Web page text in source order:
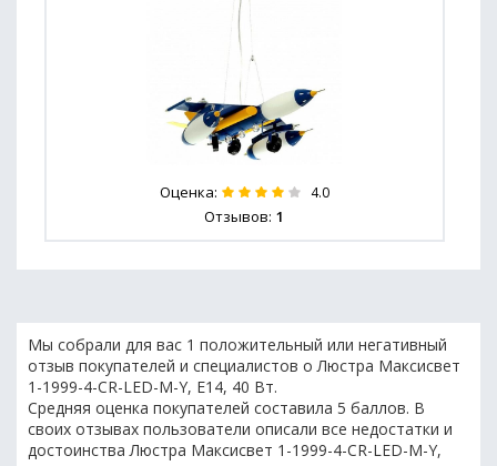
Оценка: 4.0
Отзывов: 1
Мы собрали для вас 1 положительный или негативный
отзыв покупателей и специалистов о Люстра Максисвет
1-1999-4-CR-LED-M-Y, E14, 40 Вт.
Средняя оценка покупателей составила 5 баллов. В
своих отзывах пользователи описали все недостатки и
достоинства Люстра Максисвет 1-1999-4-CR-LED-M-Y,